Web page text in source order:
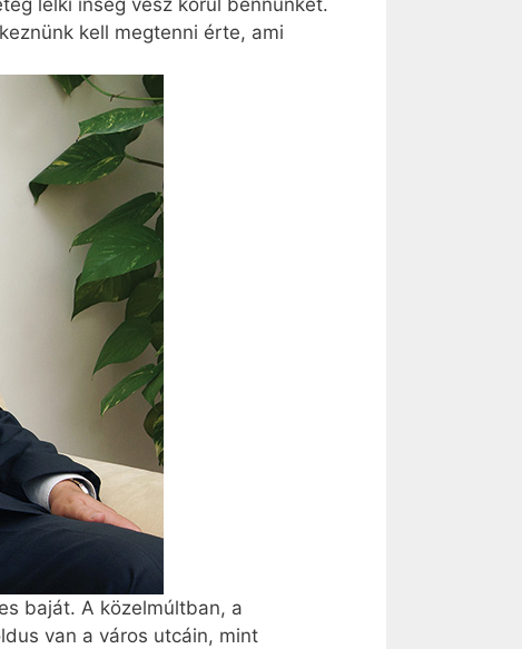
lelki ínség vesz körül bennünket.
kell megtenni érte, ami
baját. A közelmúltban, a
van a város utcáin, mint